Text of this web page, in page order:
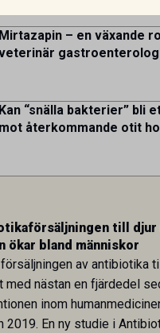
Mirtazapin – en växande
Kan “snälla bakterier” bli
mot återkommande otit
till djur
ökar bland människor
av antibiotika
med nästan en fjärdedel
inom
2019. En ny studie i